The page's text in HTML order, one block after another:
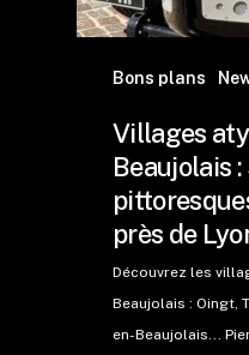
Bons plans
Villages
Beaujolais
près de
Découvrez les
Beaujolais : Oingt,
en-Beaujolais...